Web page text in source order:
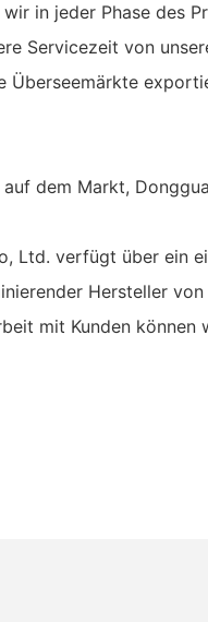
in jeder Phase des
Servicezeit von
Überseemärkte
dem Markt,
Ltd. verfügt über ein
Hersteller
mit Kunden